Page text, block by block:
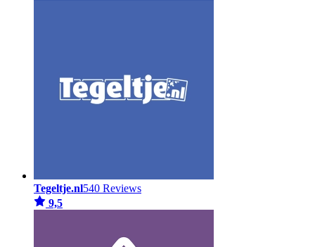
Tegeltje.nl540 Reviews
9,5